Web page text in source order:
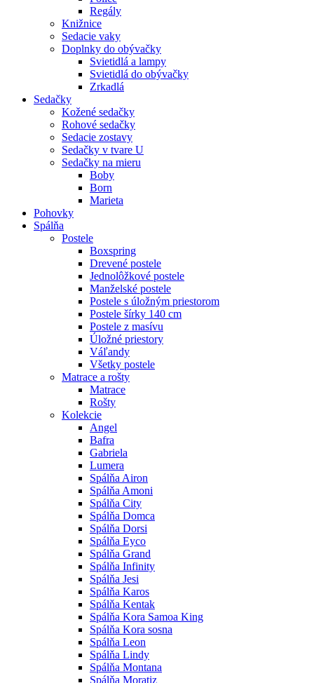
Regály
Knižnice
Sedacie vaky
Doplnky do obývačky
Svietidlá a lampy
Svietidlá do obývačky
Zrkadlá
Sedačky
Kožené sedačky
Rohové sedačky
Sedacie zostavy
Sedačky v tvare U
Sedačky na mieru
Boby
Born
Marieta
Pohovky
Spálňa
Postele
Boxspring
Drevené postele
Jednolôžkové postele
Manželské postele
Postele s úložným priestorom
Postele šírky 140 cm
Postele z masívu
Úložné priestory
Váľandy
Všetky postele
Matrace a rošty
Matrace
Rošty
Kolekcie
Angel
Bafra
Gabriela
Lumera
Spálňa Airon
Spálňa Amoni
Spálňa City
Spálňa Domca
Spálňa Dorsi
Spálňa Eyco
Spálňa Grand
Spálňa Infinity
Spálňa Jesi
Spálňa Karos
Spálňa Kentak
Spálňa Kora Samoa King
Spálňa Kora sosna
Spálňa Leon
Spálňa Lindy
Spálňa Montana
Spálňa Moratiz